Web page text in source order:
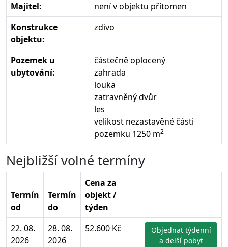
Majitel:
není v objektu přítomen
Konstrukce
objektu:
zdivo
Pozemek u
ubytování:
částečně oplocený
zahrada
louka
zatravněný dvůr
les
velikost nezastavěné části
pozemku 1250 m2
Nejbližší volné termíny
Termín
od
Termín
do
Cena za
objekt /
týden
22. 08.
2026
28. 08.
2026
52.600 Kč
Objednat týdenní
a delší pobyt